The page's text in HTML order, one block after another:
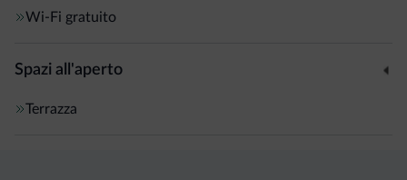
Wi-Fi gratuito
Spazi all'aperto
Terrazza